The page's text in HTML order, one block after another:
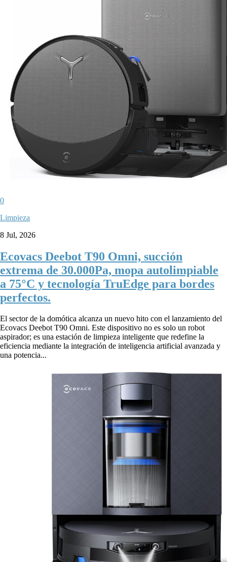
0
Limpieza
8 Jul, 2026
Ecovacs Deebot T90 Omni, succión
extrema de 30.000Pa, mopa autolimpiable
a 75°C y tecnología TruEdge para bordes
perfectos.
El sector de la domótica alcanza un nuevo hito con el lanzamiento del
Ecovacs Deebot T90 Omni. Este dispositivo no es solo un robot
aspirador; es una estación de limpieza inteligente que redefine la
eficiencia mediante la integración de inteligencia artificial avanzada y
una potencia...